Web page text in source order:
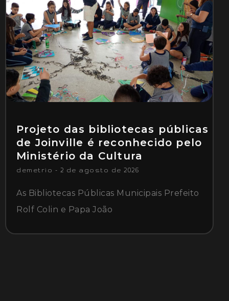
Projeto das bibliotecas públicas
de Joinville é reconhecido pelo
Ministério da Cultura
demetrio 2 de agosto de 2026
As Bibliotecas Públicas Municipais Prefeito
Rolf Colin e Papa João